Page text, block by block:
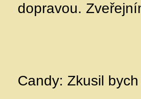
dopravou.
Candy: Zkusil